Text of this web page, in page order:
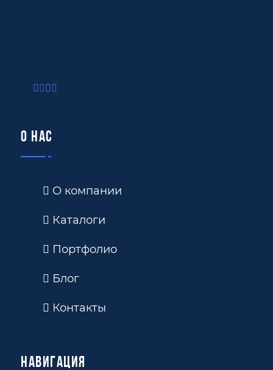
О нас
О компании
Каталоги
Портфолио
Блог
Контакты
Навигация